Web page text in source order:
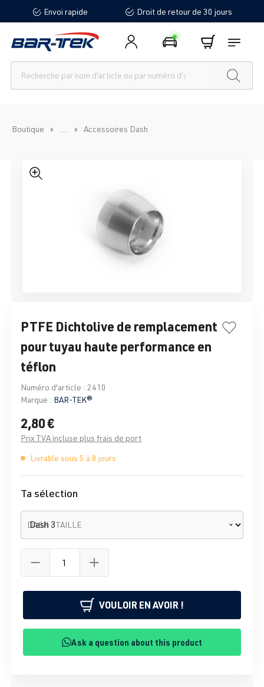
principalEnvoi rapide Droit de retour de 30 jours
Boutique ... Accessoires Dash
Ignorer la galerie d'images
PTFE Dichtolive de remplacement
pour tuyau haute performance en
téflon
Numéro d'article : 2410
Marque : BAR-TEK®
2,80 €
Prix TVA incluse plus frais de port
Livrable sous 5 à 8 jours
Ta sélection
DASH - TAILLE
VOULOIR EN AVOIR !
Ask a question about this product